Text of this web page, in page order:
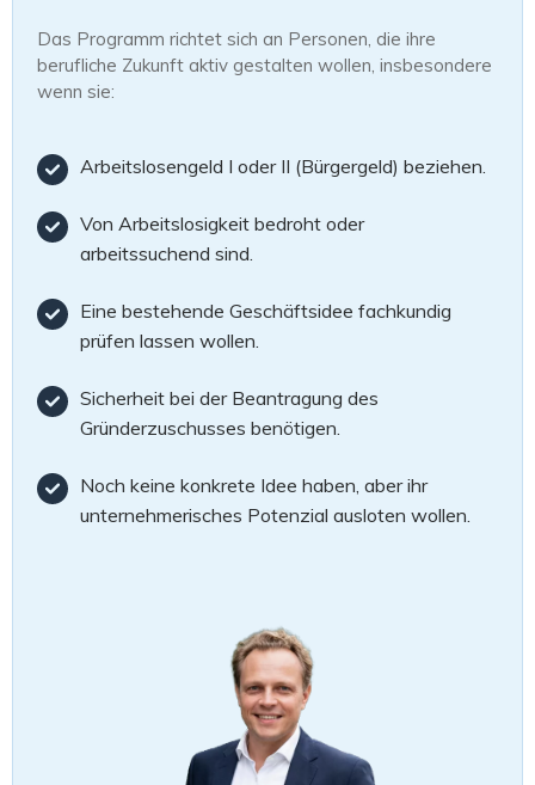
Das Programm richtet sich an Personen, die ihre
berufliche Zukunft aktiv gestalten wollen, insbesondere
wenn sie:
Arbeitslosengeld I oder II (Bürgergeld) beziehen.
Von Arbeitslosigkeit bedroht oder
arbeitssuchend sind.
Eine bestehende Geschäftsidee fachkundig
prüfen lassen wollen.
Sicherheit bei der Beantragung des
Gründerzuschusses benötigen.
Noch keine konkrete Idee haben, aber ihr
unternehmerisches Potenzial ausloten wollen.